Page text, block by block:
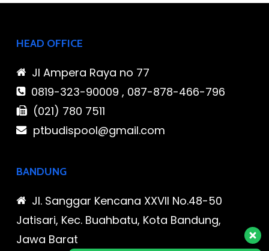
HEAD OFFICE
Jl Ampera Raya no 77
0819-323-90009 , 087-878-466-796
(021) 780 7511
ptbudispool@gmail.com
BANDUNG
Jl. Sanggar Kencana XXVII No.48-50
Jatisari, Kec. Buahbatu, Kota Bandung,
Jawa Barat